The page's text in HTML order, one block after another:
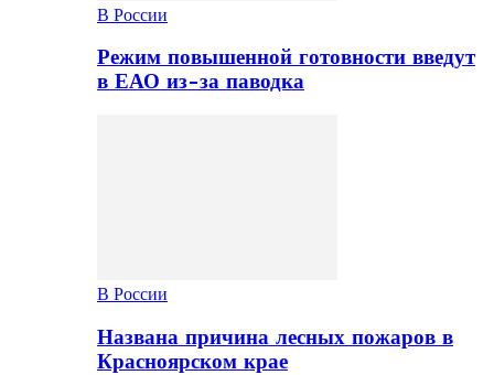
В России
Режим повышенной готовности введут
в ЕАО из-за паводка
В России
Названа причина лесных пожаров в
Красноярском крае